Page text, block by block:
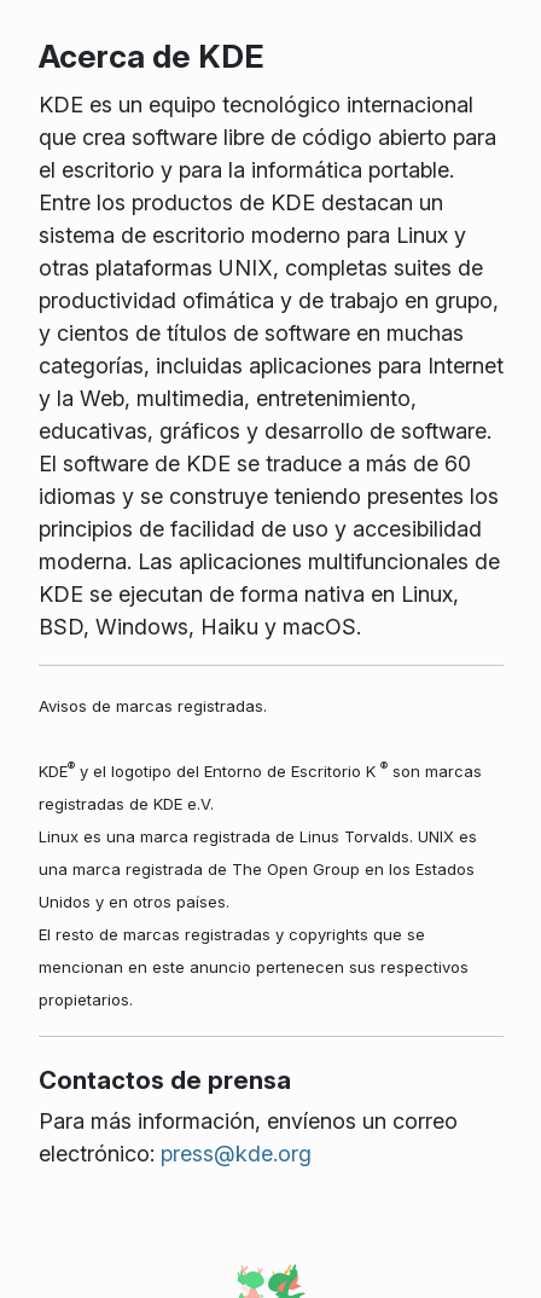
Acerca de KDE
KDE es un equipo tecnológico internacional
que crea software libre de código abierto para
el escritorio y para la informática portable.
Entre los productos de KDE destacan un
sistema de escritorio moderno para Linux y
otras plataformas UNIX, completas suites de
productividad ofimática y de trabajo en grupo,
y cientos de títulos de software en muchas
categorías, incluidas aplicaciones para Internet
y la Web, multimedia, entretenimiento,
educativas, gráficos y desarrollo de software.
El software de KDE se traduce a más de 60
idiomas y se construye teniendo presentes los
principios de facilidad de uso y accesibilidad
moderna. Las aplicaciones multifuncionales de
KDE se ejecutan de forma nativa en Linux,
BSD, Windows, Haiku y macOS.
Avisos de marcas registradas.
KDE®y el logotipo del Entorno de Escritorio K ®son marcas
registradas de KDE e.V.
Linux es una marca registrada de Linus Torvalds. UNIX es
una marca registrada de The Open Group en los Estados
Unidos y en otros países.
El resto de marcas registradas y copyrights que se
mencionan en este anuncio pertenecen sus respectivos
propietarios.
Contactos de prensa
Para más información, envíenos un correo
electrónico: press@kde.org